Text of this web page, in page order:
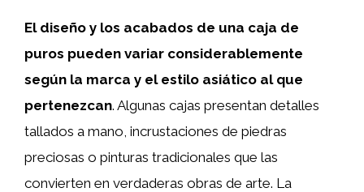
El diseño y los acabados de una caja de
puros pueden variar considerablemente
según la marca y el estilo asiático al que
pertenezcan. Algunas cajas presentan detalles
tallados a mano, incrustaciones de piedras
preciosas o pinturas tradicionales que las
convierten en verdaderas obras de arte. La